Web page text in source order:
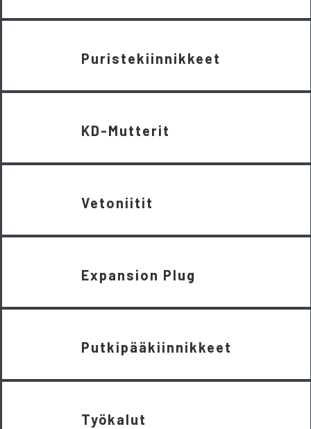
Puristekiinnikkeet
KD-Mutterit
Vetoniitit
Expansion Plug
Putkipääkiinnikkeet
Työkalut